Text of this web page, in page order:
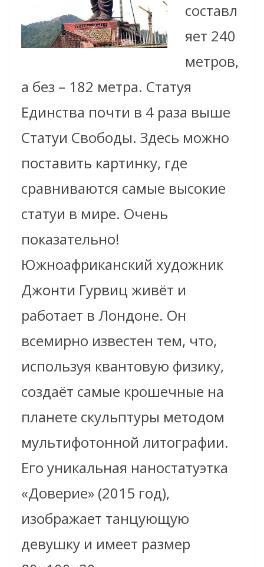
составл
яет 240
метров,
а без – 182 метра. Статуя
Единства почти в 4 раза выше
Статуи Свободы. Здесь можно
поставить картинку, где
сравниваются самые высокие
статуи в мире. Очень
показательно!
Южноафриканский художник
Джонти Гурвиц живёт и
работает в Лондоне. Он
всемирно известен тем, что,
используя квантовую физику,
создаёт самые крошечные на
планете скульптуры методом
мультифотонной литографии.
Его уникальная наностатуэтка
«Доверие» (2015 год),
изображает танцующую
девушку и имеет размер